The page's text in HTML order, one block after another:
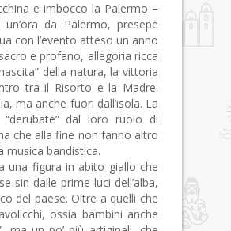
e imbocco la Palermo –
da Palermo, presepe
con l’evento atteso un anno
e profano, allegoria ricca
della natura, la vittoria
tra il Risorto e la Madre.
ma anche fuori dall’isola. La
dal loro ruolo di
che alla fine non fanno altro
musica bandistica.
una figura in abito giallo che
sin dalle prime luci dell’alba,
del paese. Oltre a quelli che
ossia bambini anche